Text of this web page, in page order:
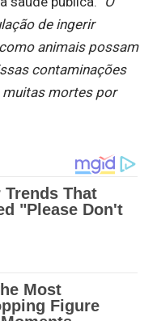
de ingerir
animais possam
contaminações
muitas mortes por